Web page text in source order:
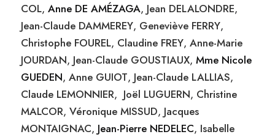
COL, Anne DE AMÉZAGA, Jean DELALONDRE,
Jean-Claude DAMMEREY, Geneviève FERRY,
Christophe FOUREL, Claudine FREY, Anne-Marie
JOURDAN, Jean-Claude GOUSTIAUX, Mme Nicole
GUEDEN, Anne GUIOT, Jean-Claude LALLIAS,
Claude LEMONNIER, Joël LUGUERN, Christine
MALCOR, Véronique MISSUD, Jacques
MONTAIGNAC, Jean-Pierre NEDELEC, Isabelle